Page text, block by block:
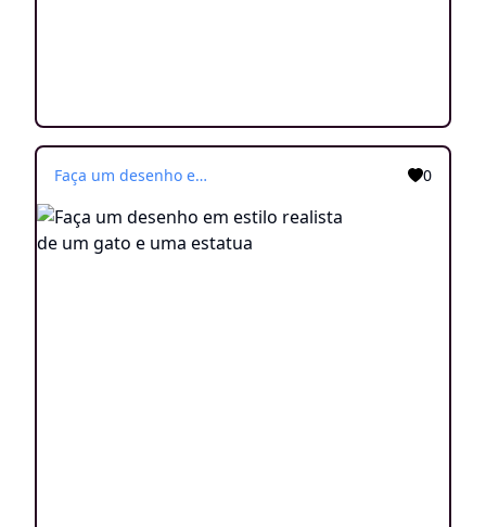
Faça um desenho em estilo realista de um gato e uma estatua 0